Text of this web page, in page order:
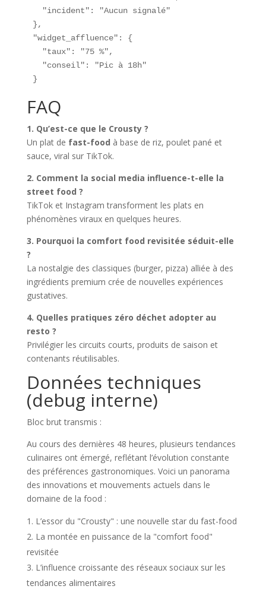
  "incident": "Aucun signalé"
},
"widget_affluence": {
  "taux": "75 %",
  "conseil": "Pic à 18h"
}
FAQ
1. Qu’est-ce que le Crousty ?
Un plat de fast-food à base de riz, poulet pané et
sauce, viral sur TikTok.
2. Comment la social media influence-t-elle la
street food ?
TikTok et Instagram transforment les plats en
phénomènes viraux en quelques heures.
3. Pourquoi la comfort food revisitée séduit-elle
?
La nostalgie des classiques (burger, pizza) alliée à des
ingrédients premium crée de nouvelles expériences
gustatives.
4. Quelles pratiques zéro déchet adopter au
resto ?
Privilégier les circuits courts, produits de saison et
contenants réutilisables.
Données techniques
(debug interne)
Bloc brut transmis :
Au cours des dernières 48 heures, plusieurs tendances
culinaires ont émergé, reflétant l’évolution constante
des préférences gastronomiques. Voici un panorama
des innovations et mouvements actuels dans le
domaine de la food :
L’essor du "Crousty" : une nouvelle star du fast-food
La montée en puissance de la "comfort food"
revisitée
L’influence croissante des réseaux sociaux sur les
tendances alimentaires